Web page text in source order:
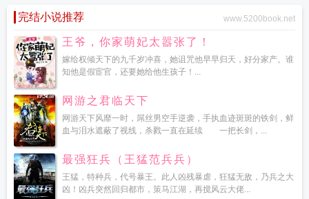
完结小说推荐 www.5200book.net
王爷，你家萌妃太嚣张了！
嫁给权倾天下的九千岁冲喜，她诅咒他早早归天，好分家产。谁
知他是假宦官，还要她给他生孩子！...
网游之君临天下
网游天下风靡一时，屌丝男空手逆袭，手执血迹斑斑的铁剑，鲜
血与泪水遮蔽了视线，杀戮一直在延续 一把长剑，...
最强狂兵（王猛范兵兵）
王猛，特种兵，代号暴王。此人凶残暴虐，狂猛无敌，乃兵之大
凶！凶兵突然回归都市，策马江湖，再搅风云大佬...